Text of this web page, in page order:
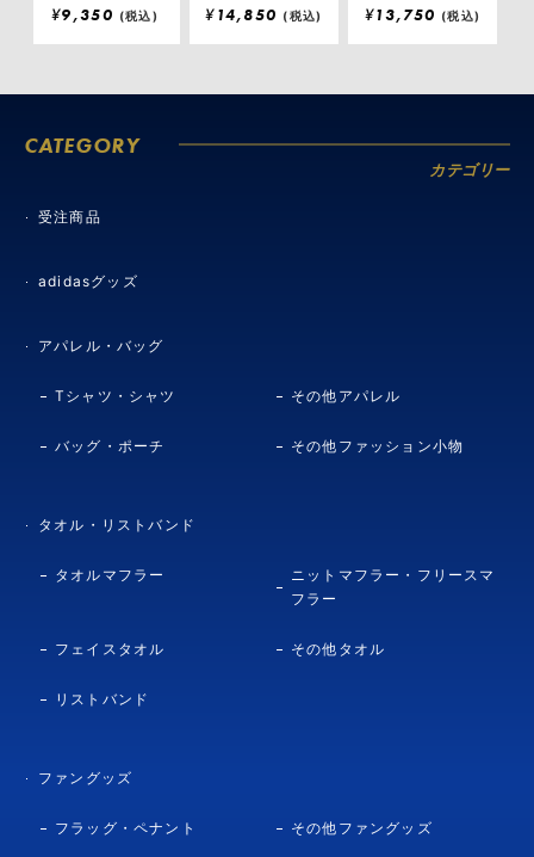
¥9,350 (税込) ¥14,850 (税込) ¥13,750 (税込)
CATEGORY
カテゴリー
受注商品
adidasグッズ
アパレル・バッグ
Tシャツ・シャツ その他アパレル
バッグ・ポーチ その他ファッション小物
タオル・リストバンド
タオルマフラー
ニットマフラー・フリースマ
フラー
フェイスタオル その他タオル
リストバンド
ファングッズ
フラッグ・ペナント その他ファングッズ